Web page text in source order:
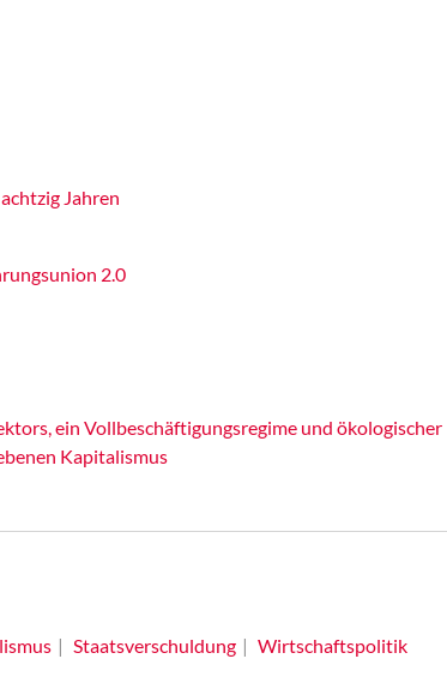
Jahren
2.0
ein Vollbeschäftigungsregime und ökologischer
Kapitalismus
Staatsverschuldung Wirtschaftspolitik